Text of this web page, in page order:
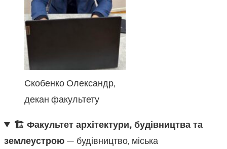
Скобенко Олександр,
декан факультету
🏗 Факультет архітектури, будівництва та
землеустрою— будівництво, міська